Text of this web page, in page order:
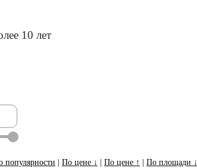
10 лет
популярности По цене ↓ По цене ↑ По площади ↓